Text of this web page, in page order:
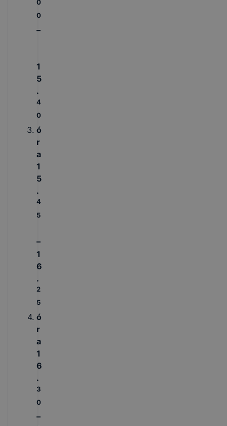
0
0
–
1
5
.
4
0
ó
r
a
1
5
.
4
5
–
1
6
.
2
5
ó
r
a
1
6
.
3
0
–